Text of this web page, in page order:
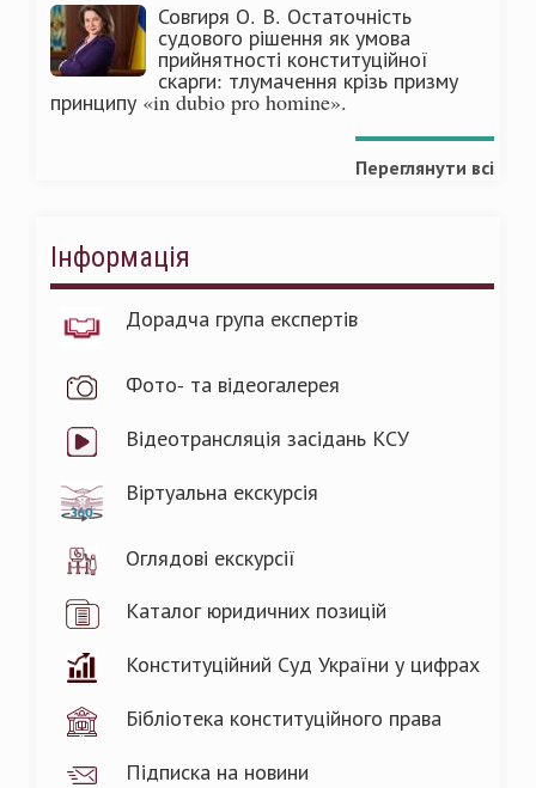
Совгиря О. В. Остаточність
судового рішення як умова
прийнятності конституційної
скарги: тлумачення крізь призму
принципу «in dubio pro homine».
Переглянути всі
Інформація
Дорадча група експертів
Фото- та відеогалерея
Відеотрансляція засідань КСУ
Віртуальна екскурсія
Оглядові екскурсії
Каталог юридичних позицій
Конституційний Суд України у цифрах
Бібліотека конституційного права
Підписка на новини